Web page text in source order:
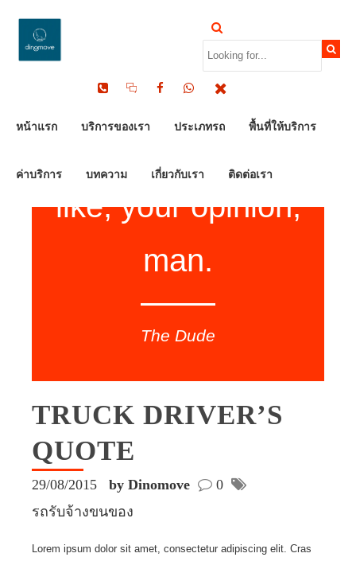
หน้าแรก บริการของเรา ประเภทรถ พื้นที่ให้บริการ
ค่าบริการ บทความ เกี่ยวกับเรา ติดต่อเรา
Yeah, well, you
like, your opinion,
man.
The Dude
TRUCK DRIVER’S
QUOTE
29/08/2015 by Dinomove
0
รถรับจ้างขนของ
Lorem ipsum dolor sit amet, consectetur adipiscing elit. Cras